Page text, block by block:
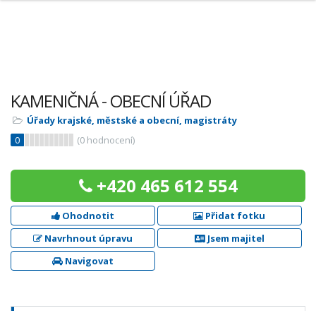
KAMENIČNÁ - OBECNÍ ÚŘAD
Úřady krajské, městské a obecní, magistráty
0
(0 hodnocení)
+420 465 612 554
Ohodnotit
Přidat fotku
Navrhnout úpravu
Jsem majitel
Navigovat